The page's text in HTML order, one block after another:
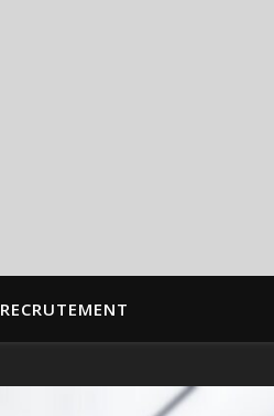
RECRUTEMENT